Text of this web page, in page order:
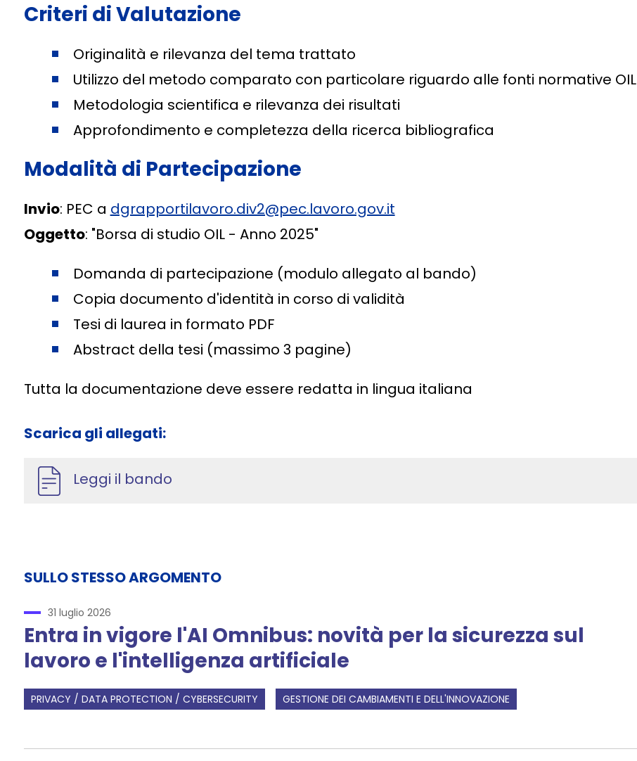
Criteri di Valutazione
Originalità e rilevanza del tema trattato
Utilizzo del metodo comparato con particolare riguardo alle fonti normative OIL
Metodologia scientifica e rilevanza dei risultati
Approfondimento e completezza della ricerca bibliografica
Modalità di Partecipazione
Invio: PEC a dgrapportilavoro.div2@pec.lavoro.gov.it
Oggetto: "Borsa di studio OIL - Anno 2025"
Domanda di partecipazione (modulo allegato al bando)
Copia documento d'identità in corso di validità
Tesi di laurea in formato PDF
Abstract della tesi (massimo 3 pagine)
Tutta la documentazione deve essere redatta in lingua italiana
Scarica gli allegati:
Leggi il bando
SULLO STESSO ARGOMENTO
31 luglio 2026
Entra in vigore l'AI Omnibus: novità per la sicurezza sul
lavoro e l'intelligenza artificiale
PRIVACY / DATA PROTECTION / CYBERSECURITY GESTIONE DEI CAMBIAMENTI E DELL'INNOVAZIONE